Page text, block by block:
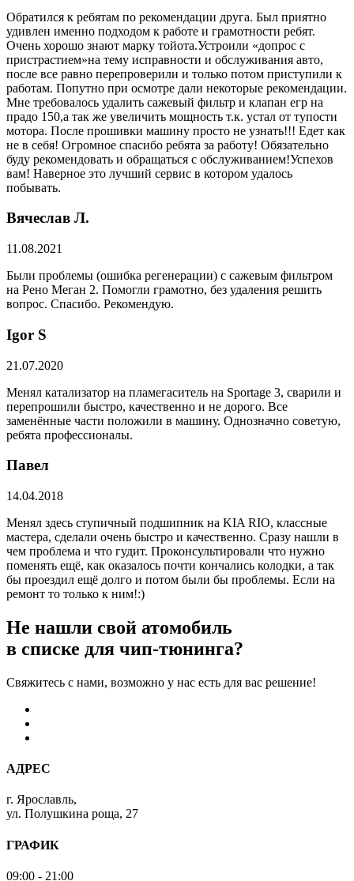
Обратился к ребятам по рекомендации друга. Был приятно
удивлен именно подходом к работе и грамотности ребят.
Очень хорошо знают марку тойота.Устроили «допрос с
пристрастием»на тему исправности и обслуживания авто,
после все равно перепроверили и только потом приступили к
работам. Попутно при осмотре дали некоторые рекомендации.
Мне требовалось удалить сажевый фильтр и клапан егр на
прадо 150,а так же увеличить мощность т.к. устал от тупости
мотора. После прошивки машину просто не узнать!!! Едет как
не в себя! Огромное спасибо ребята за работу! Обязательно
буду рекомендовать и обращаться с обслуживанием!Успехов
вам! Наверное это лучший сервис в котором удалось
побывать.
Вячеслав Л.
11.08.2021
Были проблемы (ошибка регенерации) с сажевым фильтром
на Рено Меган 2. Помогли грамотно, без удаления решить
вопрос. Спасибо. Рекомендую.
​Igor S
21.07.2020
Менял катализатор на пламегаситель на Sportage 3, сварили и
перепрошили быстро, качественно и не дорого. Все
заменённые части положили в машину. Однозначно советую,
ребята профессионалы.
Павел
14.04.2018
Менял здесь ступичный подшипник на KIA RIO, классные
мастера, сделали очень быстро и качественно. Сразу нашли в
чем проблема и что гудит. Проконсультировали что нужно
поменять ещё, как оказалось почти кончались колодки, а так
бы проездил ещё долго и потом были бы проблемы. Если на
ремонт то только к ним!:)
Не нашли свой атомобиль
в списке для чип-тюнинга?
Свяжитесь с нами, возможно у нас есть для вас решение!
АДРЕС
г. Ярославль,
ул. Полушкина роща, 27
ГРАФИК
09:00 - 21:00